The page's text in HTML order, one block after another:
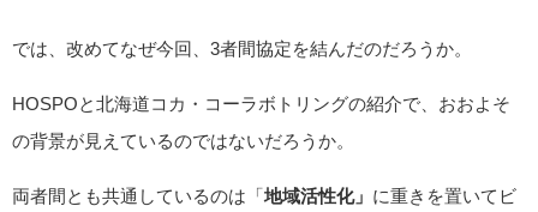
では、改めてなぜ今回、3者間協定を結んだのだろうか。
HOSPOと北海道コカ・コーラボトリングの紹介で、おおよそ
の背景が見えているのではないだろうか。
両者間とも共通しているのは「地域活性化」 に重きを置いてビ